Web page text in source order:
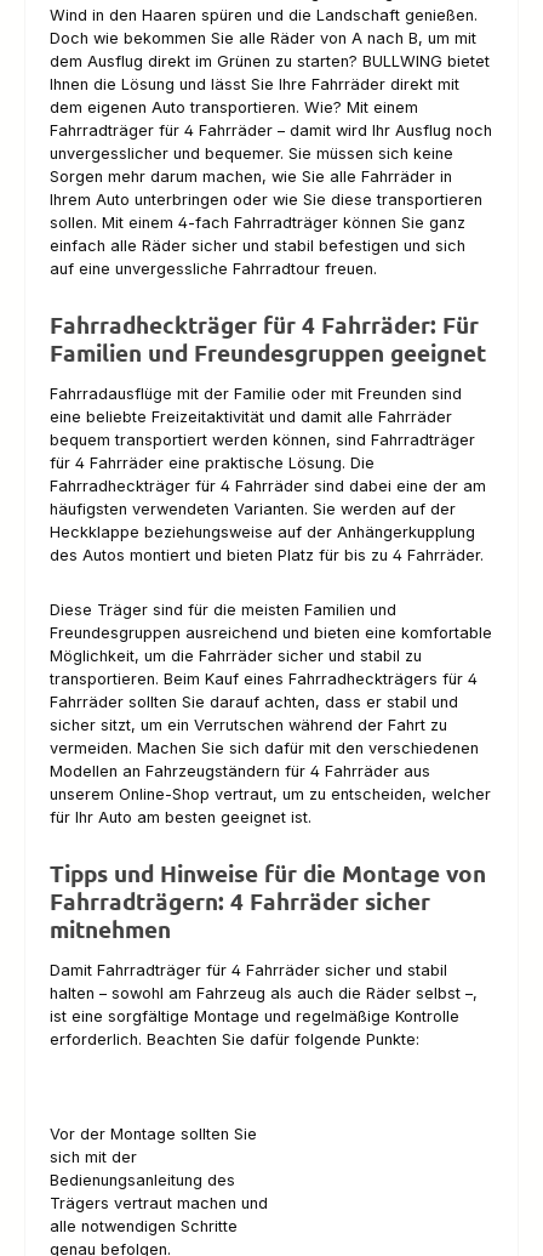
Wind in den Haaren spüren und die Landschaft genießen.
Doch wie bekommen Sie alle Räder von A nach B, um mit
dem Ausflug direkt im Grünen zu starten? BULLWING bietet
Ihnen die Lösung und lässt Sie Ihre Fahrräder direkt mit
dem eigenen Auto transportieren. Wie? Mit einem
Fahrradträger für 4 Fahrräder – damit wird Ihr Ausflug noch
unvergesslicher und bequemer. Sie müssen sich keine
Sorgen mehr darum machen, wie Sie alle Fahrräder in
Ihrem Auto unterbringen oder wie Sie diese transportieren
sollen. Mit einem 4-fach Fahrradträger können Sie ganz
einfach alle Räder sicher und stabil befestigen und sich
auf eine unvergessliche Fahrradtour freuen.
Fahrradheckträger für 4 Fahrräder: Für
Familien und Freundesgruppen geeignet
Fahrradausflüge mit der Familie oder mit Freunden sind
eine beliebte Freizeitaktivität und damit alle Fahrräder
bequem transportiert werden können, sind Fahrradträger
für 4 Fahrräder eine praktische Lösung. Die
Fahrradheckträger für 4 Fahrräder sind dabei eine der am
häufigsten verwendeten Varianten. Sie werden auf der
Heckklappe beziehungsweise auf der Anhängerkupplung
des Autos montiert und bieten Platz für bis zu 4 Fahrräder.
Diese Träger sind für die meisten Familien und
Freundesgruppen ausreichend und bieten eine komfortable
Möglichkeit, um die Fahrräder sicher und stabil zu
transportieren. Beim Kauf eines Fahrradheckträgers für 4
Fahrräder sollten Sie darauf achten, dass er stabil und
sicher sitzt, um ein Verrutschen während der Fahrt zu
vermeiden. Machen Sie sich dafür mit den verschiedenen
Modellen an Fahrzeugständern für 4 Fahrräder aus
unserem Online-Shop vertraut, um zu entscheiden, welcher
für Ihr Auto am besten geeignet ist.
Tipps und Hinweise für die Montage von
Fahrradträgern: 4 Fahrräder sicher
mitnehmen
Damit Fahrradträger für 4 Fahrräder sicher und stabil
halten – sowohl am Fahrzeug als auch die Räder selbst –,
ist eine sorgfältige Montage und regelmäßige Kontrolle
erforderlich. Beachten Sie dafür folgende Punkte:
Vor der Montage sollten Sie
sich mit der
Bedienungsanleitung des
Trägers vertraut machen und
alle notwendigen Schritte
genau befolgen.